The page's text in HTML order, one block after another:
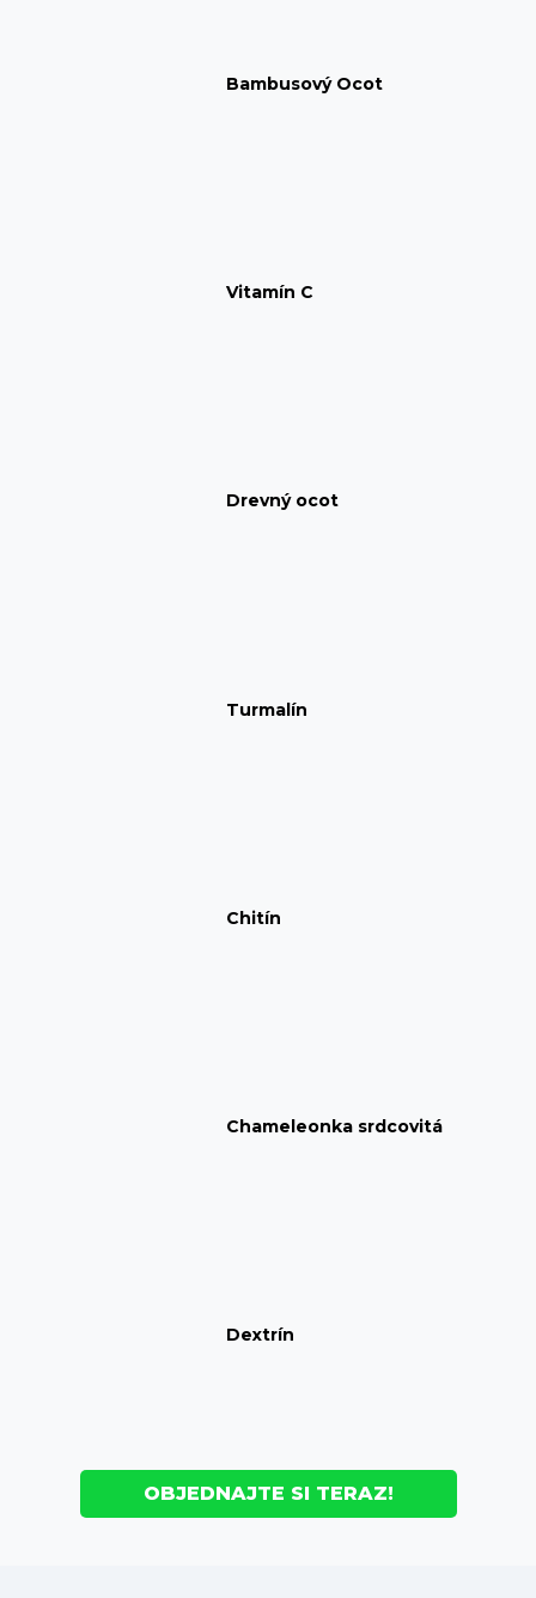
Bambusový Ocot
Vitamín C
Drevný ocot
Turmalín
Chitín
Chameleonka srdcovitá
Dextrín
OBJEDNAJTE SI TERAZ!